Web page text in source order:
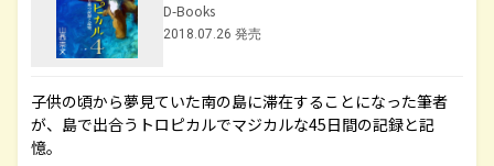
D-Books
2018.07.26 発売
子供の頃から夢見ていた南の島に滞在することになった筆者
が、島で出合うトロピカルでマジカルな45日間の記録と記
憶。